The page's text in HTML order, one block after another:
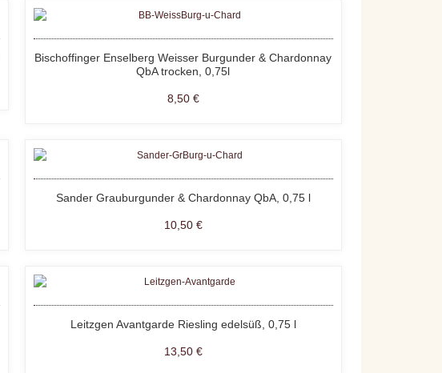
Bischoffinger Enselberg Weisser Burgunder & Chardonnay
QbA trocken, 0,75l
8,50 €
Sander Grauburgunder & Chardonnay QbA, 0,75 l
10,50 €
Leitzgen Avantgarde Riesling edelsüß, 0,75 l
13,50 €